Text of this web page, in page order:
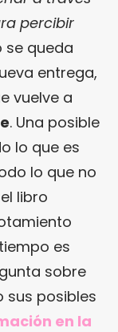
percibir
se queda
entrega,
vuelve a
. Una posible
lo que es
lo que no
libro
es
sobre
sus posibles
en la